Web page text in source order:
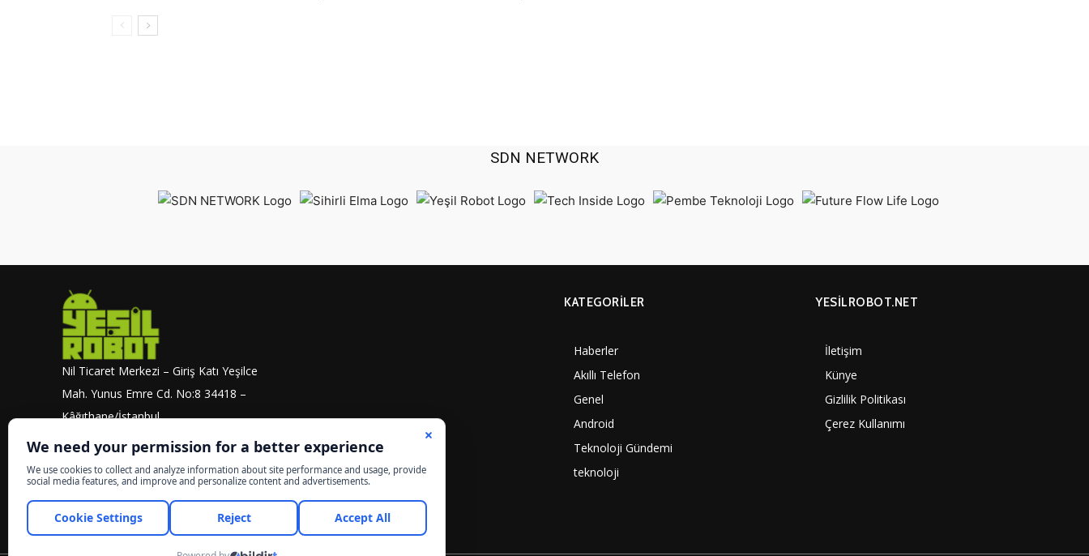
SDN NETWORK
Nil Ticaret Merkezi – Giriş Katı Yeşilce
Mah. Yunus Emre Cd. No:8 34418 –
Kâğıthane/İstanbul
KATEGORILER
Haberler
Akıllı Telefon
Genel
Android
Teknoloji Gündemi
teknoloji
YESİLROBOT.NET
İletişim
Künye
Gizlilik Politikası
Çerez Kullanımı